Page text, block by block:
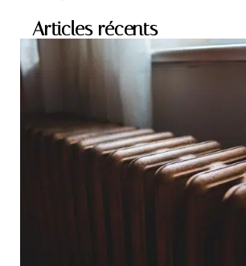
Articles récents